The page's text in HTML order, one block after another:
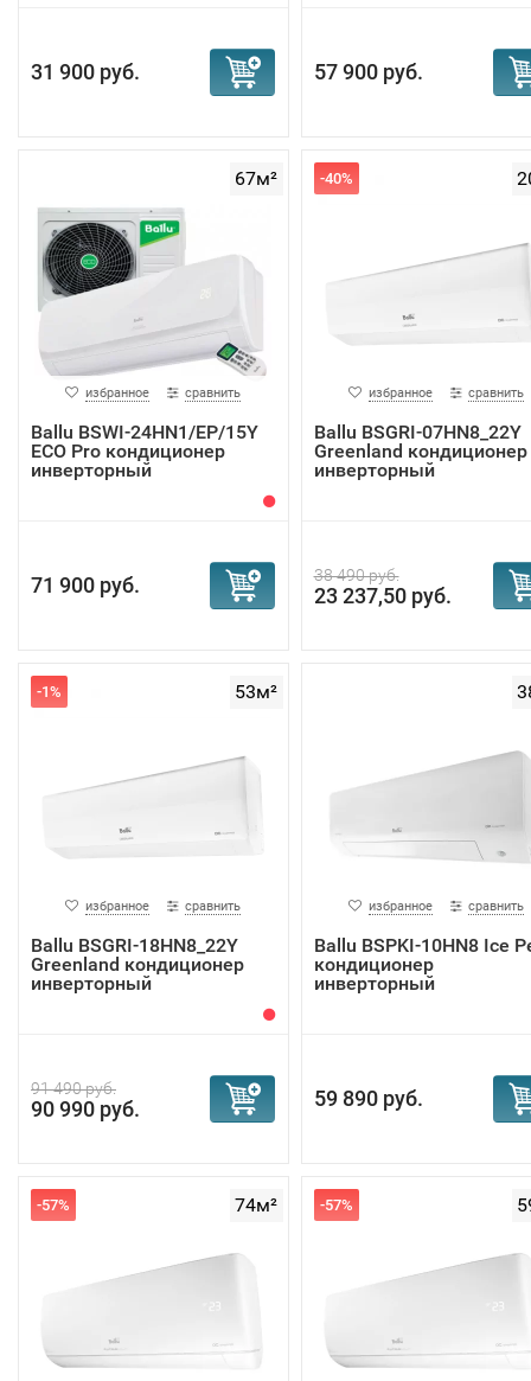
31 900 руб. 57 900 руб.
67м²
избранное сравнить
Ballu BSWI-24HN1/EP/15Y
ECO Pro кондиционер
инверторный
71 900 руб.
-40%
избранное сравнить
Ballu BSGRI-07HN8_22Y
Greenland кондиционер
инверторный
38 490 руб.
23 237,50 руб.
53м²
-1%
избранное сравнить
Ballu BSGRI-18HN8_22Y
Greenland кондиционер
инверторный
91 490 руб.
90 990 руб.
избранное сравнить
Ballu BSPKI-10HN8 Ice
кондиционер
инверторный
59 890 руб.
74м²
-57% -57%